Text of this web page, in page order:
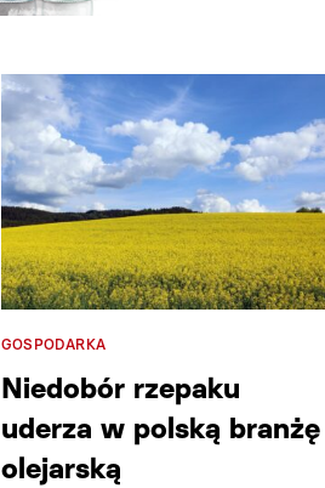
GOSPODARKA
Niedobór rzepaku
uderza w polską branżę
olejarską